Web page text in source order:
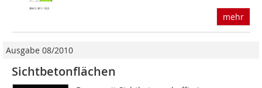
mehr
Ausgabe 08/2010
Sichtbetonflächen